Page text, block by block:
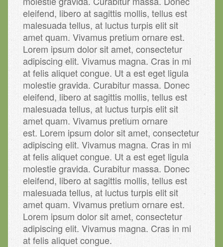
eleifend, libero at sagittis mollis, tellus est
malesuada tellus, at luctus turpis elit sit
amet quam. Vivamus pretium ornare est.
Lorem ipsum dolor sit amet, consectetur
adipiscing elit. Vivamus magna. Cras in mi
at felis aliquet congue. Ut a est eget ligula
molestie gravida. Curabitur massa. Donec
eleifend, libero at sagittis mollis, tellus est
malesuada tellus, at luctus turpis elit sit
amet quam. Vivamus pretium ornare
est. Lorem ipsum dolor sit amet, consectetur
adipiscing elit. Vivamus magna. Cras in mi
at felis aliquet congue. Ut a est eget ligula
molestie gravida. Curabitur massa. Donec
eleifend, libero at sagittis mollis, tellus est
malesuada tellus, at luctus turpis elit sit
amet quam. Vivamus pretium ornare est.
Lorem ipsum dolor sit amet, consectetur
adipiscing elit. Vivamus magna. Cras in mi
at felis aliquet congue.